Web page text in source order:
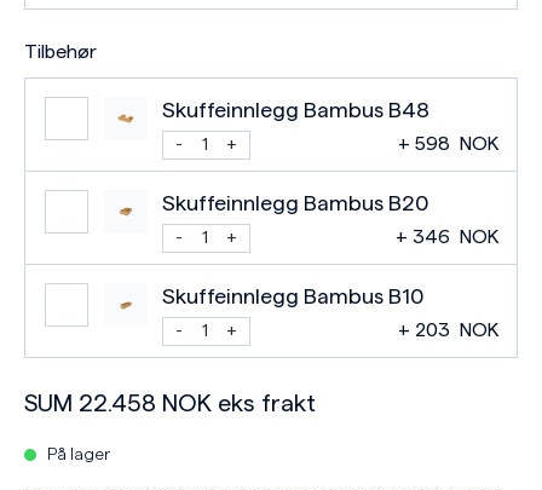
Tilbehør
Skuffeinnlegg Bambus B48
+ 598 NOK
Skuffeinnlegg Bambus B20
+ 346 NOK
Skuffeinnlegg Bambus B10
+ 203 NOK
SUM 22.458 NOK eks frakt
På lager